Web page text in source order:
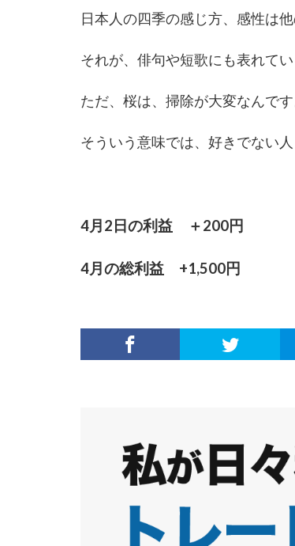
日本人の四季の感じ方、感性は
それが、俳句や短歌にも表れてい
ただ、桜は、掃除が大変なんです
そういう意味では、好きでない
4月2日の利益 ＋200円
4月の総利益 +1,500円